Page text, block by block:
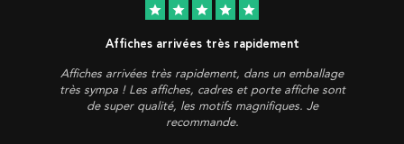
star star star star star
Affiches arrivées très rapidement
Affiches arrivées très rapidement, dans un emballage
très sympa ! Les affiches, cadres et porte affiche sont
de super qualité, les motifs magnifiques. Je
recommande.